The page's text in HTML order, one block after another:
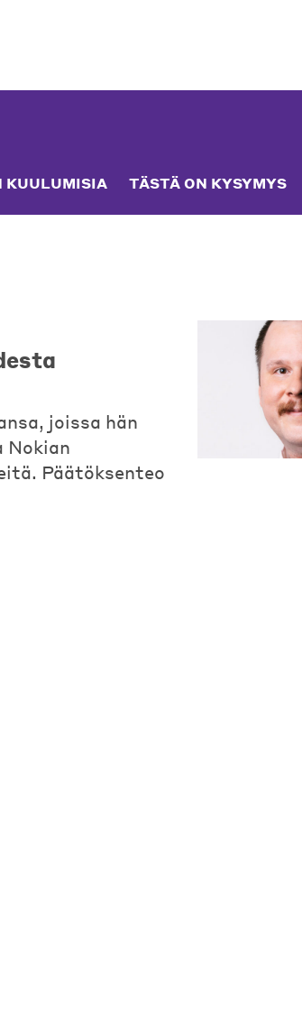
KUULUMISIA TÄSTÄ ON KYSYMYS
joissa hän
Nokian
Päätöksenteo